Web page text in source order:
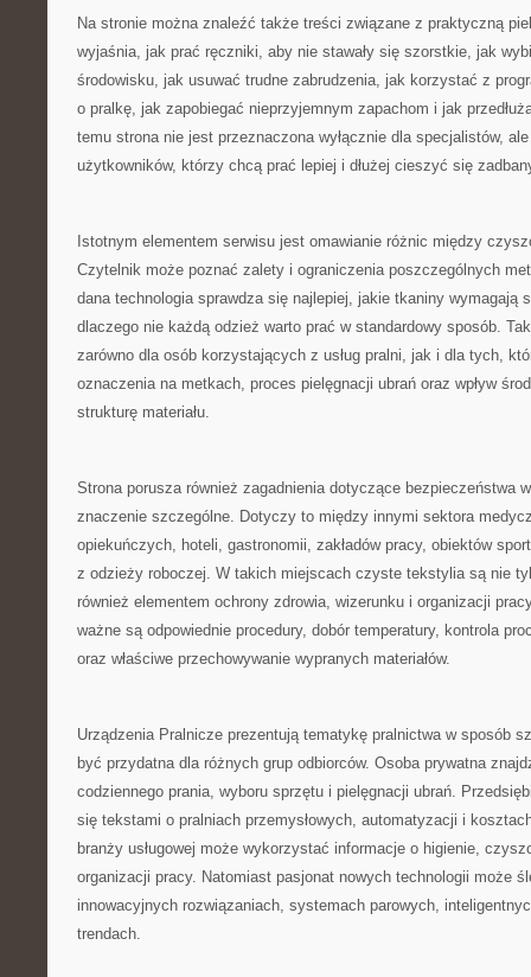
Na stronie można znaleźć także treści związane z praktyczną
wyjaśnia, jak prać ręczniki, aby nie stawały się szorstkie, jak
środowisku, jak usuwać trudne zabrudzenia, jak korzystać z
o pralkę, jak zapobiegać nieprzyjemnym zapachom i jak
temu strona nie jest przeznaczona wyłącznie dla specjalistów,
użytkowników, którzy chcą prać lepiej i dłużej cieszyć się
Istotnym elementem serwisu jest omawianie różnic między
Czytelnik może poznać zalety i ograniczenia poszczególnych
dana technologia sprawdza się najlepiej, jakie tkaniny wymagają
dlaczego nie każdą odzież warto prać w standardowy sposób.
zarówno dla osób korzystających z usług pralni, jak i dla tych,
oznaczenia na metkach, proces pielęgnacji ubrań oraz wpływ
strukturę materiału.
Strona porusza również zagadnienia dotyczące bezpieczeństwa
znaczenie szczególne. Dotyczy to między innymi sektora
opiekuńczych, hoteli, gastronomii, zakładów pracy, obiektów
z odzieży roboczej. W takich miejscach czyste tekstylia są nie
również elementem ochrony zdrowia, wizerunku i organizacji
ważne są odpowiednie procedury, dobór temperatury, kontrola
oraz właściwe przechowywanie wypranych materiałów.
Urządzenia Pralnicze prezentują tematykę pralnictwa w sposób
być przydatna dla różnych grup odbiorców. Osoba prywatna
codziennego prania, wyboru sprzętu i pielęgnacji ubrań.
się tekstami o pralniach przemysłowych, automatyzacji i
branży usługowej może wykorzystać informacje o higienie,
organizacji pracy. Natomiast pasjonat nowych technologii może
innowacyjnych rozwiązaniach, systemach parowych,
trendach.